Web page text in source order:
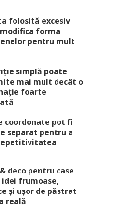
folosită excesiv
forma
pentru mult
simplă poate
mai mult decât o
foarte
coordonate pot fi
separat pentru a
deco pentru case
frumoase,
și ușor de păstrat
reală